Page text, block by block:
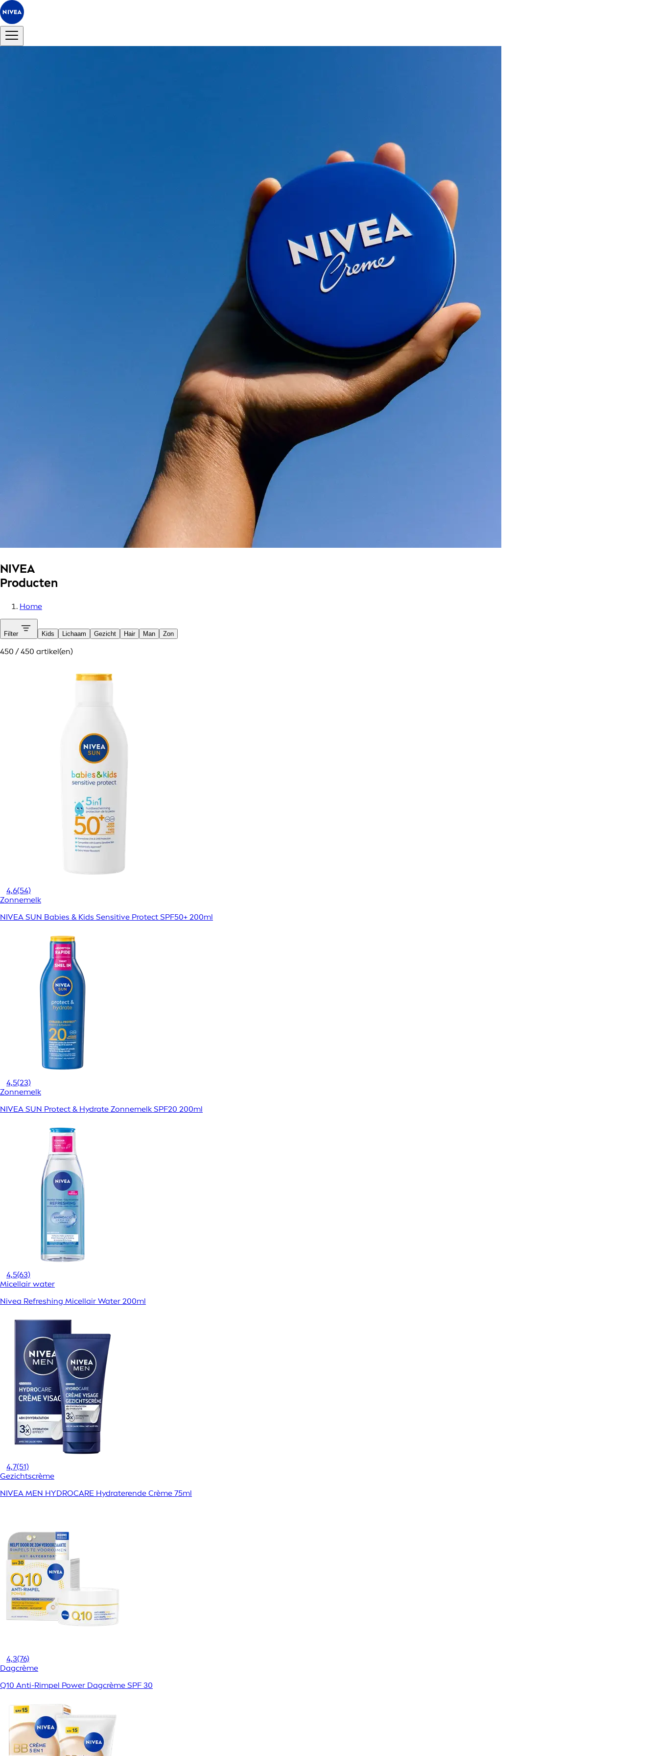
NIVEA
Producten
Home
Filter Kids Lichaam Gezicht Hair Man Zon
450 / 450 artikel(en)
4,6(54)
Zonnemelk
NIVEA SUN Babies & Kids Sensitive Protect SPF50+ 200ml
4,5(23)
Zonnemelk
NIVEA SUN Protect & Hydrate Zonnemelk SPF20 200ml
4,5(63)
Micellair water
Nivea Refreshing Micellair Water 200ml
4,7(51)
Gezichtscrème
NIVEA MEN HYDROCARE Hydraterende Crème 75ml
4,3(76)
Dagcrème
Q10 Anti-Rimpel Power Dagcrème SPF 30